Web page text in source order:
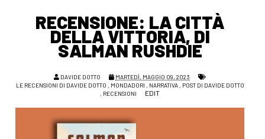
RECENSIONE: LA CITTÀ
DELLA VITTORIA, DI
SALMAN RUSHDIE
DAVIDE DOTTO
MARTEDÌ, MAGGIO 09, 2023
LE RECENSIONI DI DAVIDE DOTTO , MONDADORI , NARRATIVA, POST DI DAVIDE DOTTO
, RECENSIONI EDIT